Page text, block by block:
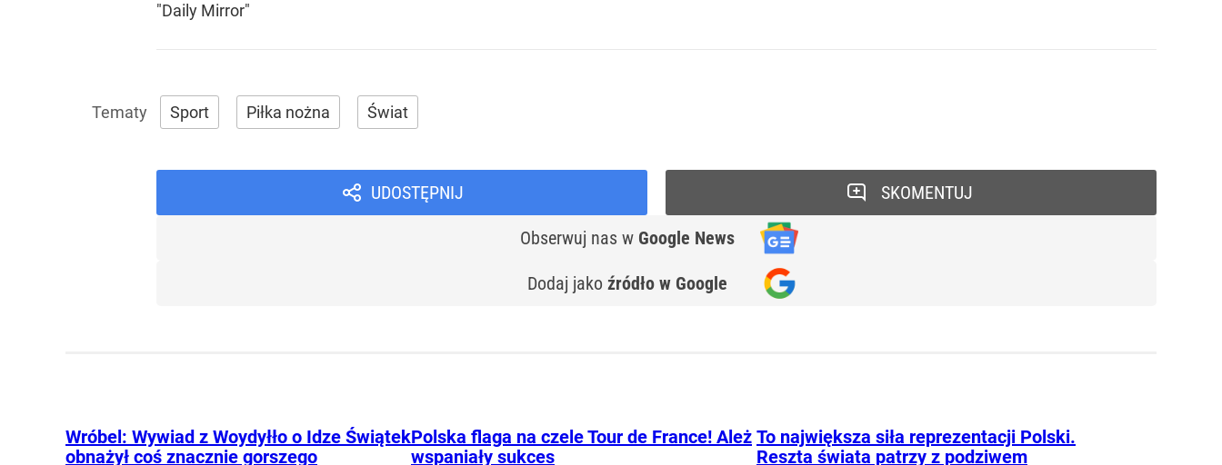
"Daily Mirror"
Sport Piłka nożna Świat
UDOSTĘPNIJ
Obserwuj nas w Google News
Dodaj jako źródło w Google
SKOMENTUJ
Wróbel: Wywiad z Woydyłło o Idze Świątek
obnażył coś znacznie gorszego
Polska flaga na czele Tour de France! Ależ
wspaniały sukces
To największa siła reprezentacji Polski.
Reszta świata patrzy z podziwem